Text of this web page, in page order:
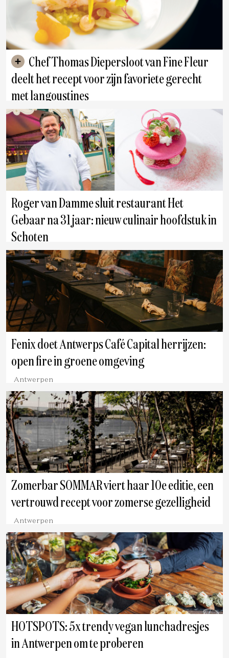
deelt het recept voor zijn favoriete gerecht
met langoustines
Antwerpen
Roger van Damme sluit restaurant Het
Gebaar na 31 jaar: nieuw culinair hoofdstuk in
Schoten
Antwerpen
Fenix doet Antwerps Café Capital herrijzen:
open fire in groene omgeving
Antwerpen
Zomerbar SOMMAR viert haar 10e editie, een
vertrouwd recept voor zomerse gezelligheid
Antwerpen
HOTSPOTS: 5x trendy vegan lunchadresjes
in Antwerpen om te proberen